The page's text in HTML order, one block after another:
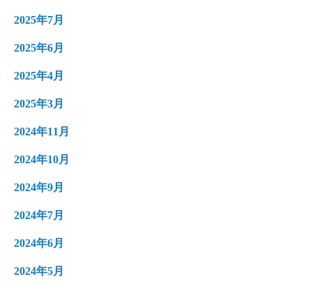
2025年7月
2025年6月
2025年4月
2025年3月
2024年11月
2024年10月
2024年9月
2024年7月
2024年6月
2024年5月